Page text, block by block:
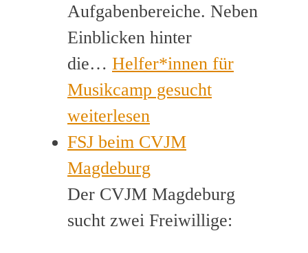
Aufgabenbereiche. Neben
Einblicken hinter
die… Helfer*innen für
Musikcamp gesucht
weiterlesen
FSJ beim CVJM
Magdeburg
Der CVJM Magdeburg
sucht zwei Freiwillige: